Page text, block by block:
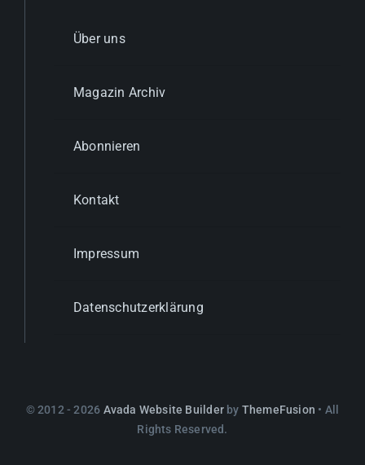
Über uns
Magazin Archiv
Abonnieren
Kontakt
Impressum
Datenschutzerklärung
© 2012 - 2026 Avada Website Builderby ThemeFusion • All
Rights Reserved.